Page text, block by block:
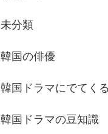
未分類
韓国の俳優
韓国ドラマにでてく
韓国ドラマの豆知識